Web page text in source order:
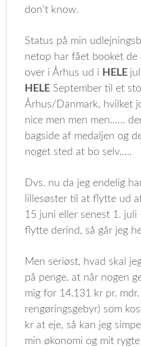
don’t know.
Status på min
netop har fået booket de
over i Århus ud i HELE
HELE September til et
Århus/Danmark, hvilket
nice men men men……
bagside af medaljen og
noget sted at bo selv…..
Dvs. nu da jeg endelig
lillesøster til at flytte ud
15 juni eller senest 1. juli
flytte derind, så går jeg
Men seriøst, hvad skal
på penge, at når nogen
mig for 14.131 kr pr. mdr.
rengøringsgebyr) som
kr at eje, så kan jeg
min økonomi og mit